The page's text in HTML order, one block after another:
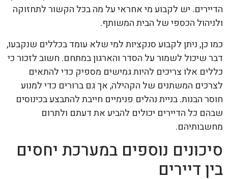
הדיירים. יש לקבוע מי אחראי על מה בכל הקשור לתחזוקה
ולניהול הכספי של הבית המשותף.
כמו כן, ניתן לקבוע סנקציות למי שלא עומד בכללים שנקבעו,
דבר שיכול לשמור על הסדר והארגון במתחם. חשוב לזכור כי
כללים אלו צריכים להיות גמישים מספיק כדי להתאים
לצרכים המשתנים של הקהילה, אך גם ברורים כדי למנוע
חוסר הבנות. בניית נהלים פנימיים חייבת להתבצע בכינוסים
שבהם כל הדיירים יכולים להביע את דעתם ולתרום
מחשבותיהם.
סיכונים נוספים במערכת יחסים
בין דיירים